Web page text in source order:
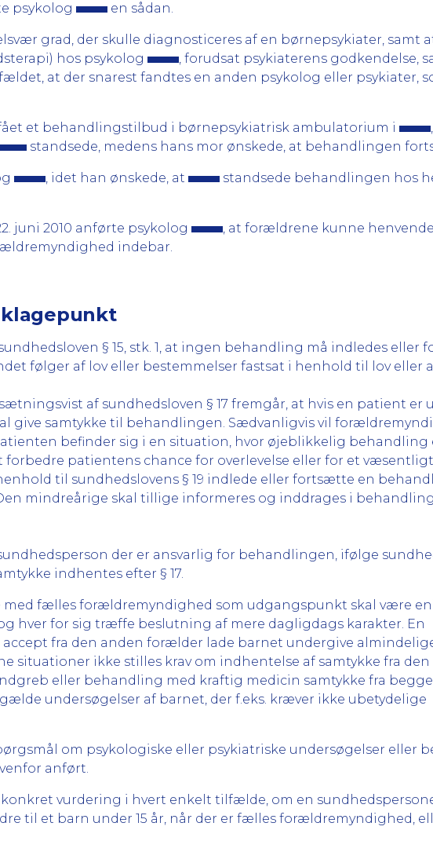
psykolog
en sådan.
grad, der skulle diagnosticeres af en børnepsykiater, samt
hos psykolog
, forudsat psykiaterens godkendelse,
at der snarest fandtes en anden psykolog eller psykiater,
et behandlingstilbud i børnepsykiatrisk ambulatorium i
standsede, medens hans mor ønskede, at behandlingen
, idet han ønskede, at
standsede behandlingen hos
juni 2010 anførte psykolog
, at forældrene kunne
indebar.
klagepunkt
§ 15, stk. 1, at ingen behandling må indledes eller
følger af lov eller bestemmelser fastsat i henhold til lov eller af
af sundhedsloven § 17 fremgår, at hvis en patient er
give samtykke til behandlingen. Sædvanligvis vil
befinder sig i en situation, hvor øjeblikkelig
patientens chance for overlevelse eller for et
til sundhedslovens § 19 indlede eller fortsætte en
mindreårige skal tillige informeres og inddrages i
der er ansvarlig for behandlingen, ifølge
indhentes efter § 17.
fælles forældremyndighed som udgangspunkt skal være
hver for sig træffe beslutning af mere dagligdags karakter. En
fra den anden forælder lade barnet undergive
situationer ikke stilles krav om indhentelse af samtykke fra den
eller behandling med kraftig medicin samtykke fra begge
undersøgelser af barnet, der f.eks. kræver ikke ubetydelige
om psykologiske eller psykiatriske undersøgelser eller
anført.
vurdering i hvert enkelt tilfælde, om en
til et barn under 15 år, når der er fælles forældremyndighed,